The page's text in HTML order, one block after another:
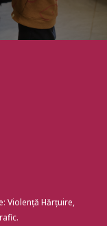
Violență Hărțuire,